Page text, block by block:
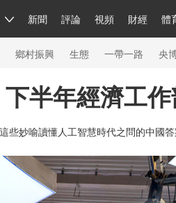
新聞 評論 視頻 財經 體
袖習近平 聯播+ 中國領導人
片庫 欄目大全 節目單 聽音
海外頻道 iPanda English
鄉村振興 生態 一帶一路 央
共産黨員網 秧紀錄 紀錄片網
評論 經濟 軍事 科技 法治
熱解讀 天天學習 習式妙語
下半年經濟工
些妙喻讀懂人工智慧時代之問的中國答